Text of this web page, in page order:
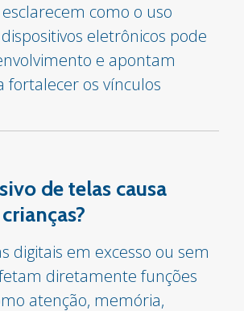
como o uso
eletrônicos pode
e apontam
fortalecer os vínculos
de telas causa
digitais em excesso ou sem
diretamente funções
atenção, memória,